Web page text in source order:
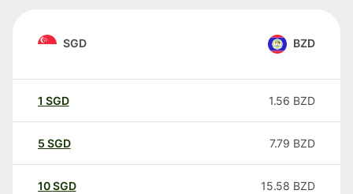
SGD BZD
1 SGD 1.56 BZD
5 SGD 7.79 BZD
10SGD 15.58 BZD